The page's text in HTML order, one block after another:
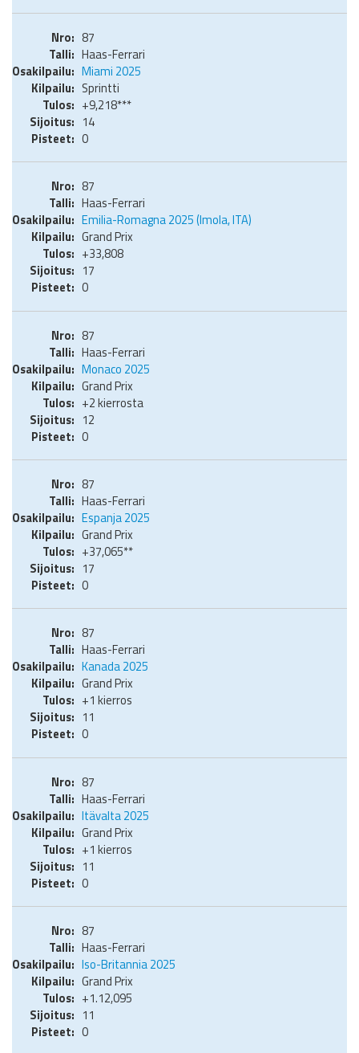
87
Haas-Ferrari
Miami 2025
Sprintti
+9,218***
14
0
87
Haas-Ferrari
Emilia-Romagna 2025 (Imola, ITA)
Grand Prix
+33,808
17
0
87
Haas-Ferrari
Monaco 2025
Grand Prix
+2 kierrosta
12
0
87
Haas-Ferrari
Espanja 2025
Grand Prix
+37,065**
17
0
87
Haas-Ferrari
Kanada 2025
Grand Prix
+1 kierros
11
0
87
Haas-Ferrari
Itävalta 2025
Grand Prix
+1 kierros
11
0
87
Haas-Ferrari
Iso-Britannia 2025
Grand Prix
+1.12,095
11
0